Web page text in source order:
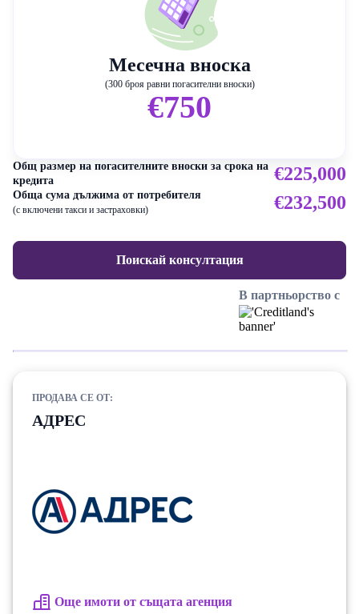
Месечна вноска
(300 броя равни погасителни вноски)
€750
Общ размер на погасителните вноски за срока на
кредита
€225,000
Обща сума дължима от потребителя
(с включени такси и застраховки) €232,500
Поискай консултация
В партньорство с
ПРОДАВА СЕ ОТ:
АДРЕС
Още имоти от същата агенция